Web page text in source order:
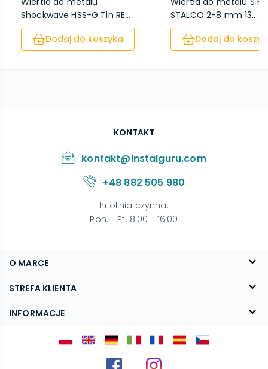
Shockwave HSS-G Tin RE...
Dodaj do koszyka
STALCO 2-8 mm 13...
Dodaj do
O MARCE
O nas
Blog
STREFA KLIENTA
FAQ
INFORMACJE
KONTAKT
kontakt@instalguru.com
+48 882 505 980
Infolinia czynna:
Pon. - Pt. 8:00 - 16:00